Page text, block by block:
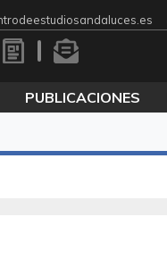
PUBLICACIONES